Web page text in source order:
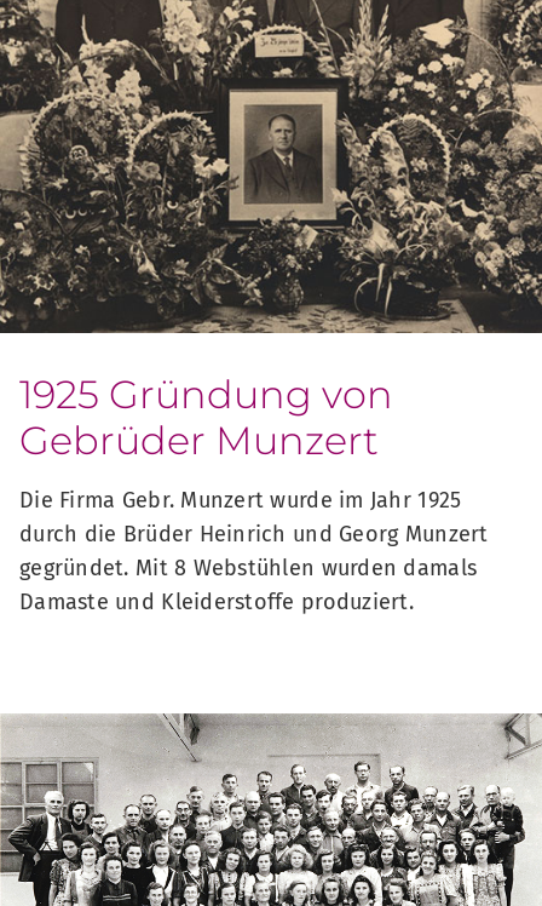
1925 Gründung von
Gebrüder Munzert
Die Firma Gebr. Munzert wurde im Jahr 1925
durch die Brüder Heinrich und Georg Munzert
gegründet. Mit 8 Webstühlen wurden damals
Damaste und Kleiderstoffe produziert.